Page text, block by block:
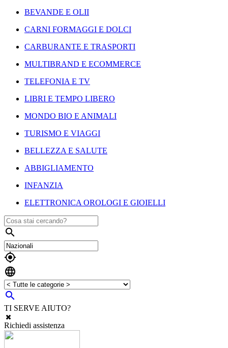
BEVANDE E OLII
CARNI FORMAGGI E DOLCI
CARBURANTE E TRASPORTI
MULTIBRAND E ECOMMERCE
TELEFONIA E TV
LIBRI E TEMPO LIBERO
MONDO BIO E ANIMALI
TURISMO E VIAGGI
BELLEZZA E SALUTE
ABBIGLIAMENTO
INFANZIA
ELETTRONICA OROLOGI E GIOIELLI




TI SERVE AIUTO?
Richiedi assistenza